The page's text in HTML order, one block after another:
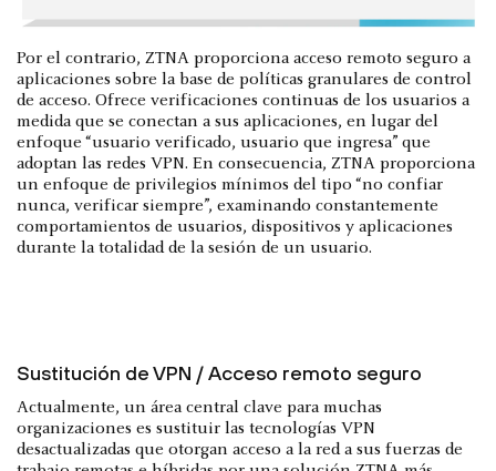
Por el contrario, ZTNA proporciona acceso remoto seguro a
aplicaciones sobre la base de políticas granulares de control
de acceso. Ofrece verificaciones continuas de los usuarios a
medida que se conectan a sus aplicaciones, en lugar del
enfoque “usuario verificado, usuario que ingresa” que
adoptan las redes VPN. En consecuencia, ZTNA proporciona
un enfoque de privilegios mínimos del tipo “no confiar
nunca, verificar siempre”, examinando constantemente
comportamientos de usuarios, dispositivos y aplicaciones
durante la totalidad de la sesión de un usuario.
Sustitución de VPN / Acceso remoto seguro
Actualmente, un área central clave para muchas
organizaciones es sustituir las tecnologías VPN
desactualizadas que otorgan acceso a la red a sus fuerzas de